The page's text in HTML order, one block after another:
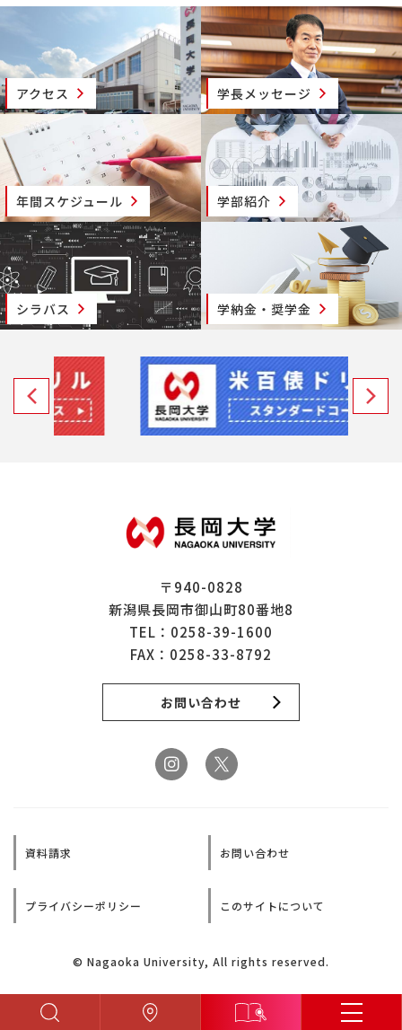
アクセス 学長メッセージ
年間スケジュール 学部紹介
シラバス 学納金・奨学金
〒940-0828
新潟県長岡市御山町80番地8
TEL： 0258-39-1600
FAX：0258-33-8792
お問い合わせ
資料請求 お問い合わせ
プライバシーポリシー このサイトについて
© Nagaoka University, All rights reserved.